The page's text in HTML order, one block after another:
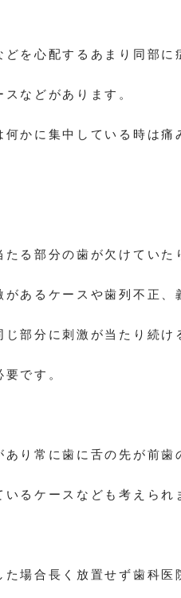
どを心配するあまり同部
などがあります。
何かに集中している時は
たる部分の歯が欠けてい
があるケースや歯列不正
じ部分に刺激が当たり続
です。
あり常に歯に舌の先が前
いるケースなども考えられ
た場合長く放置せず歯科